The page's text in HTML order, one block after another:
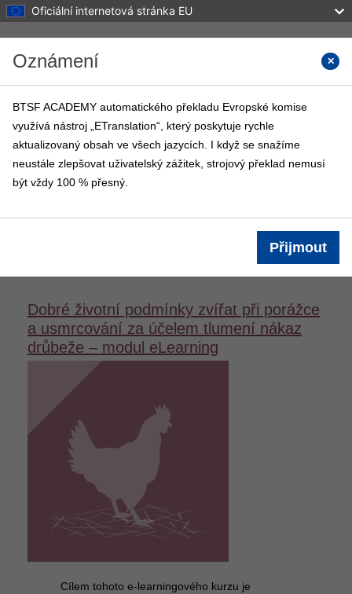
Oficiální internetová stránka EU
BTSF ACADEMY
Titulní stránka Kurzy BTSF Info
Dobré životní podmínky zvířat při porážce
a usmrcování za účelem tlumení nákaz
drůbeže – modul eLearning
Cílem tohoto e-learningového kurzu je
Oznámení
BTSF ACADEMY automatického překladu Evropské komise
využívá nástroj „ETranslation“, který poskytuje rychle
aktualizovaný obsah ve všech jazycích. I když se snažíme
neustále zlepšovat uživatelský zážitek, strojový překlad nemusí
být vždy 100 % přesný.
Přijmout